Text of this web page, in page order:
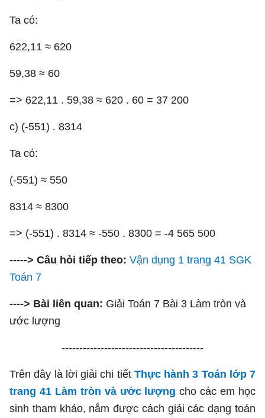
Ta có:
622,11 ≈ 620
59,38 ≈ 60
=> 622,11 . 59,38 ≈ 620 . 60 = 37 200
c) (-551) . 8314
Ta có:
(-551) ≈ 550
8314 ≈ 8300
=> (-551) . 8314 ≈ -550 . 8300 = -4 565 500
-----> Câu hỏi tiếp theo: Vận dụng 1 trang 41 SGK
Toán 7
----> Bài liên quan: Giải Toán 7 Bài 3 Làm tròn và
ước lượng
----------------------------------------
Trên đây là lời giải chi tiết Thực hành 3 Toán lớp 7
trang 41 Làm tròn và ước lượng cho các em học
sinh tham khảo, nắm được cách giải các dạng toán